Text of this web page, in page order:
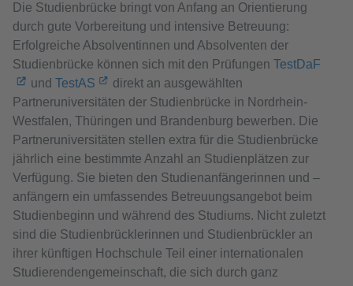
Die Studienbrücke bringt von Anfang an Orientierung
durch gute Vorbereitung und intensive Betreuung:
Erfolgreiche Absolventinnen und Absolventen der
Studienbrücke können sich mit den Prüfungen TestDaF
und TestAS
direkt an ausgewählten
Partneruniversitäten der Studienbrücke in Nordrhein-
Westfalen, Thüringen und Brandenburg bewerben. Die
Partneruniversitäten stellen extra für die Studienbrücke
jährlich eine bestimmte Anzahl an Studienplätzen zur
Verfügung. Sie bieten den Studienanfängerinnen und –
anfängern ein umfassendes Betreuungsangebot beim
Studienbeginn und während des Studiums. Nicht zuletzt
sind die Studienbrücklerinnen und Studienbrückler an
ihrer künftigen Hochschule Teil einer internationalen
Studierendengemeinschaft, die sich durch ganz